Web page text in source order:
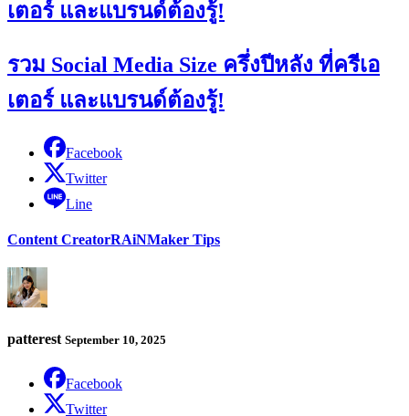
เตอร์ และแบรนด์ต้องรู้!
รวม Social Media Size ครึ่งปีหลัง ที่ครีเอ
เตอร์ และแบรนด์ต้องรู้!
Facebook
Twitter
Line
Content CreatorRAiNMaker Tips
patterest September 10, 2025
Facebook
Twitter